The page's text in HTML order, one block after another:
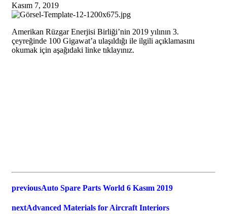
Kasım 7, 2019
Amerikan Rüzgar Enerjisi Birliği’nin 2019 yılının 3.
çeyreğinde 100 Gigawat’a ulaşıldığı ile ilgili açıklamasını
okumak için aşağıdaki linke tıklayınız.
previousAuto Spare Parts World 6 Kasım 2019
nextAdvanced Materials for Aircraft Interiors